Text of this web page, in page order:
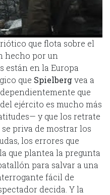
que flota sobre el
hecho por un
están en la Europa
que Spielbergvea a
que
ejército es mucho más
y que los retrate
priva de mostrar los
los errores que
que plantea la pregunta
para salvar a una
fácil de
decida. Y la